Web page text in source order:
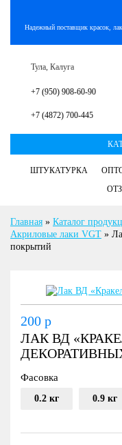
Надежный поставщик красок,
Тула, Калуга
+7 (950) 908-60-90
+7 (4872) 700-445
ШТУКАТУРКА
Главная » Каталог
Акриловые лаки VGT »
покрытий
200 р
ЛАК ВД
Фасовка
0.2 кг 0.9 кг